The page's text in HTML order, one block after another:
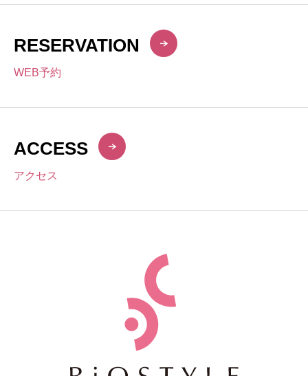
RESERVATION
WEB予約
ACCESS
アクセス